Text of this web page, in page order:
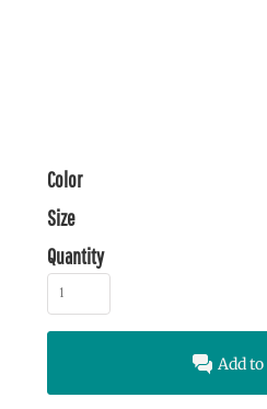
Color
Size
Quantity
Add to